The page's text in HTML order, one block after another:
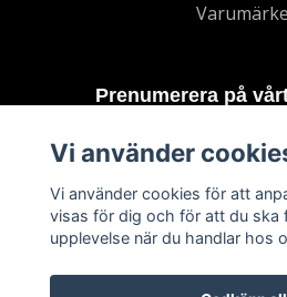
Prenumerera på
Vi använder
Vi använder cookies för att
visas för dig och för att du ska
upplevelse när du handlar hos